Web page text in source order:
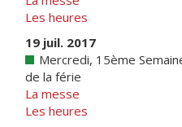
Les heures
19 juil. 2017
Mercredi, 15ème
de la férie
La messe
Les heures